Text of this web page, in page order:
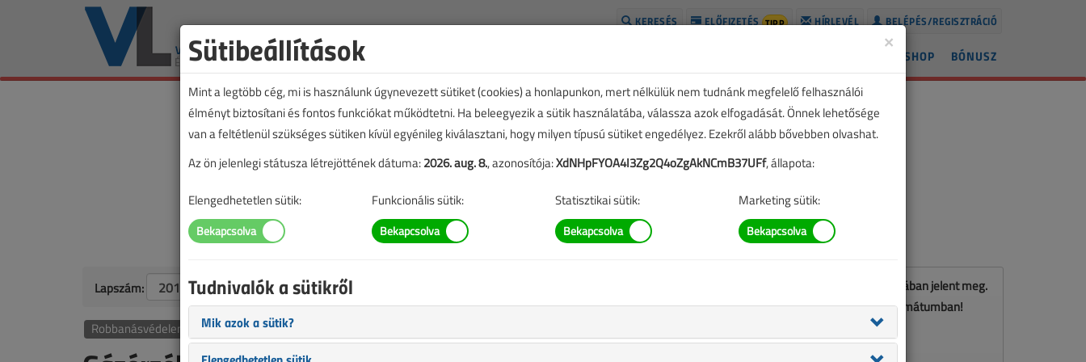
BELÉPÉS/REGISZTRÁCIÓ
HÍRLEVÉL
ELŐFIZETÉS TIPP
KERESÉS
BÓNUSZ
SHOP
Lapszám:
Robbanásvédelem
Ez a cikk a VL 2019. októberi számában jelent meg.
Töltse le a lapszámot PDF formátumban!
LETÖLTÉS
×
Sütibeállítások
Mint a legtöbb cég, mi is használunk úgynevezett sütiket (cookies) a honlapunkon, mert nélkülük nem tudnánk megfelelő felhasználói
élményt biztosítani és fontos funkciókat működtetni. Ha beleegyezik a sütik használatába, válassza azok elfogadását. Önnek lehetősége
van a feltétlenül szükséges sütiken kívül egyénileg kiválasztani, hogy milyen típusú sütiket engedélyez. Ezekről alább bővebben olvashat.
Az ön jelenlegi státusza létrejöttének dátuma:2026. aug. 8., azonosítója:XdNHpFYOA4I3Zg2Q4oZgAkNCmB37UFf, állapota:
Elengedhetetlen sütik: Funkcionális sütik: Statisztikai sütik: Marketing sütik:
Tudnivalók a sütikről
Mik azok a sütik?